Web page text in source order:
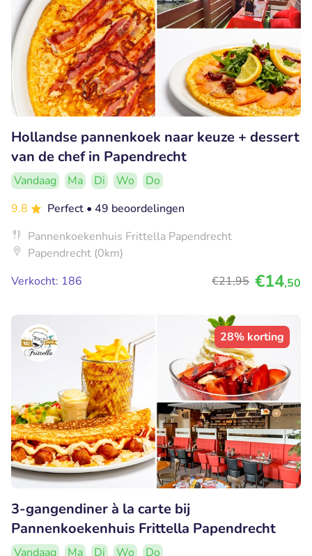
Hollandse pannenkoek naar keuze + dessert
van de chef in Papendrecht
Vandaag Ma Di Wo
Do
9.8
Perfect • 49 beoordelingen
Pannenkoekenhuis Frittella Papendrecht
Papendrecht (0km)
Verkocht: 186
€21,95 €14,50
28% korting
3-gangendiner à la carte bij
Pannenkoekenhuis Frittella Papendrecht
Vandaag Ma Di Wo Do